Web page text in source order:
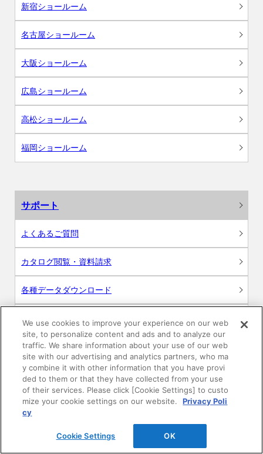
新宿ショールーム
名古屋ショールーム
大阪ショールーム
広島ショールーム
高松ショールーム
福岡ショールーム
サポート
よくあるご質問
カタログ閲覧・資料請求
各種データダウンロード
WEB見積・各種シミュレーション
交換用部品の購入
修理・点検
お問い合わせ
We use cookies to improve your experience on our web
site, to personalize content and ads and to analyze our
traffic. We share information about your use of our web
site with our advertising and analytics partners, who ma
y combine it with other information that you have provi
ded to them or that they have collected from your use
of their services. Please click [Cookie Settings] to custo
mize your cookie settings on our website.
Privacy Poli
cy
Cookie Settings OK